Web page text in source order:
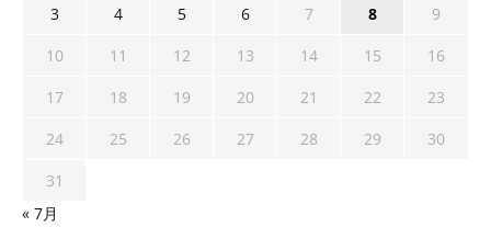
3
4 5 6 7 8
9
10
11 12 13 14 15
16
17
18 19 20 21 22
23
24
25 26 27 28 29
30
31
« 7月